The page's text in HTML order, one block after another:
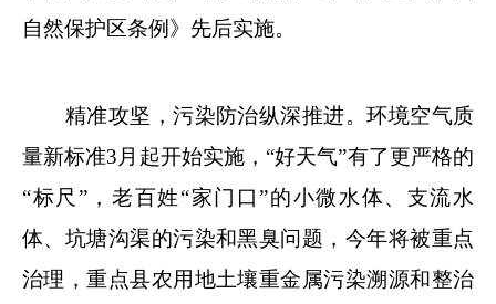
自然保护区条例》先后实施。
精准攻坚，污染防治纵深推进。环境空气质
量新标准3月起开始实施，“好天气”有了更严格的
“标尺”，老百姓“家门口”的小微水体、支流水
体、坑塘沟渠的污染和黑臭问题，今年将被重点
治理，重点县农用地土壤重金属污染溯源和整治